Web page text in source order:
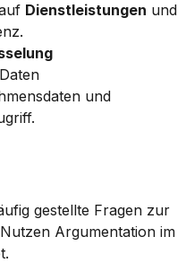
Dienstleistungen und
und
gestellte Fragen zur
Argumentation im